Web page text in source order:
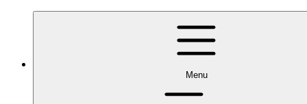
Menu